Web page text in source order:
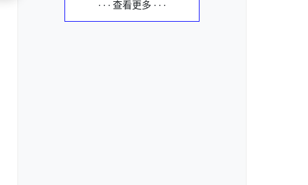
· · · 查看更多 · · ·